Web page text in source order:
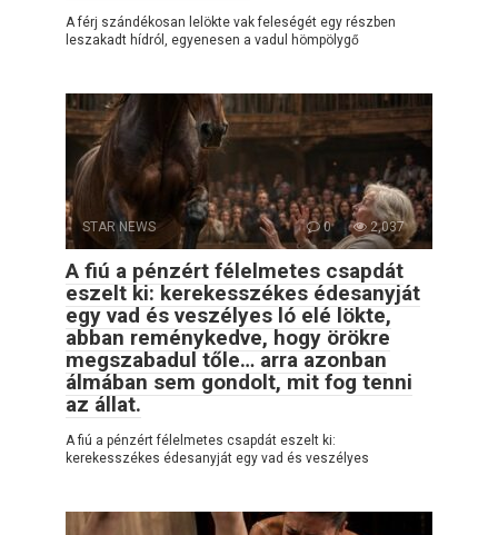
A férj szándékosan lelökte vak feleségét egy részben
leszakadt hídról, egyenesen a vadul hömpölygő
STAR NEWS 0 2,037
A fiú a pénzért félelmetes csapdát
eszelt ki: kerekesszékes édesanyját
egy vad és veszélyes ló elé lökte,
abban reménykedve, hogy örökre
megszabadul tőle… arra azonban
álmában sem gondolt, mit fog tenni
az állat.
A fiú a pénzért félelmetes csapdát eszelt ki:
kerekesszékes édesanyját egy vad és veszélyes